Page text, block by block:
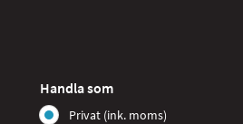
Handla som
Privat (ink. moms)